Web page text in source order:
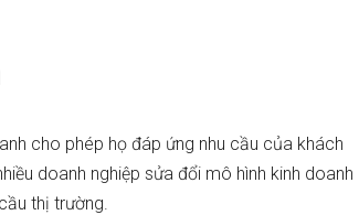
cho phép họ đáp ứng nhu cầu của khách
doanh nghiệp sửa đổi mô hình kinh doanh
thị trường.